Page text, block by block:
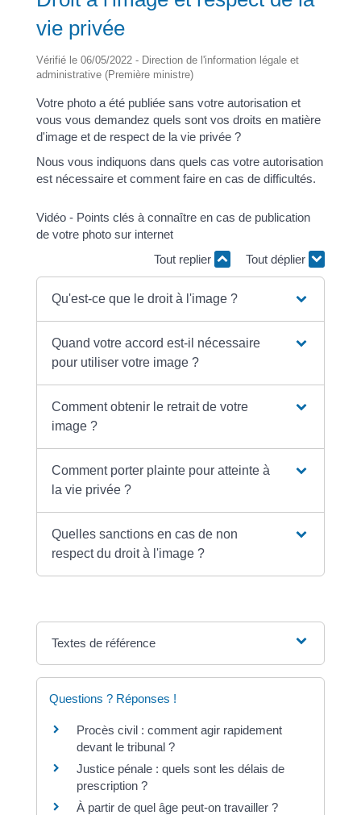
vie privée
Vérifié le 06/05/2022 - Direction de l'information légale et
administrative (Première ministre)
Votre photo a été publiée sans votre autorisation et
vous vous demandez quels sont vos droits en matière
d'image et de respect de la vie privée ?
Nous vous indiquons dans quels cas votre autorisation
est nécessaire et comment faire en cas de difficultés.
Vidéo - Points clés à connaître en cas de publication
de votre photo sur internet
Tout replier
Tout déplier
Qu'est-ce que le droit à l'image ?
Quand votre accord est-il nécessaire
pour utiliser votre image ?
Comment obtenir le retrait de votre
image ?
Comment porter plainte pour atteinte à
la vie privée ?
Quelles sanctions en cas de non
respect du droit à l'image ?
Textes de référence
Questions ? Réponses !
Procès civil : comment agir rapidement
devant le tribunal ?
Justice pénale : quels sont les délais de
prescription ?
À partir de quel âge peut-on travailler ?